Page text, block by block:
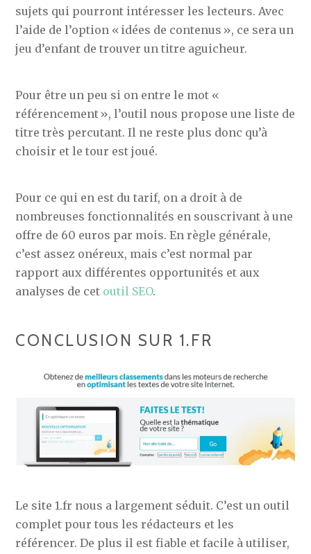
sujets qui pourront intéresser les lecteurs. Avec
l’aide de l’option « idées de contenus », ce sera un
jeu d’enfant de trouver un titre aguicheur.
Pour être un peu si on entre le mot «
référencement », l’outil nous propose une liste de
titre très percutant. Il ne reste plus donc qu’à
choisir et le tour est joué.
Pour ce qui en est du tarif, on a droit à de
nombreuses fonctionnalités en souscrivant à une
offre de 60 euros par mois. En règle générale,
c’est assez onéreux, mais c’est normal par
rapport aux différentes opportunités et aux
analyses de cet outil SEO.
CONCLUSION SUR 1.FR
Le site 1.fr nous a largement séduit. C’est un outil
complet pour tous les rédacteurs et les
référencer. De plus il est fiable et facile à utiliser,